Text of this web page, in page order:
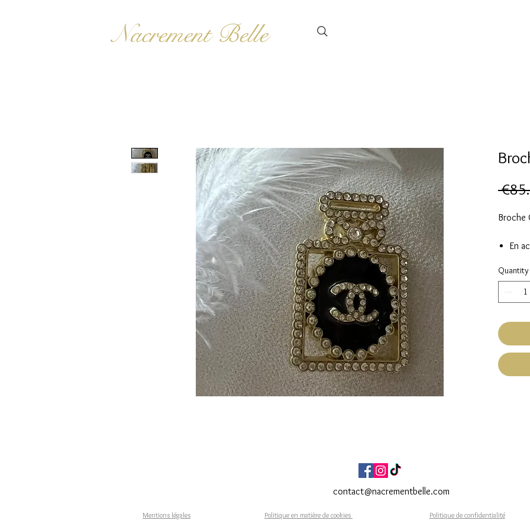
Nacrement Belle
Broche
En
Fait
Réf.
Quantity
contact@nacrementbelle.com
Mentions légales Politique en matière de cookies Politique de confidentialité